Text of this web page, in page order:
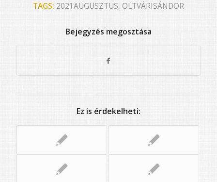
TAGS: 2021AUGUSZTUS, OLTVÁRISÁNDOR
Bejegyzés megosztása
Ez is érdekelheti: